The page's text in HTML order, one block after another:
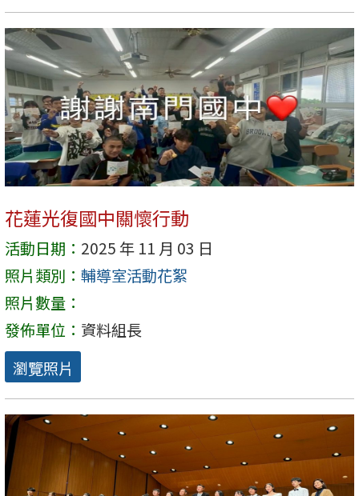
花蓮光復國中關懷行動
活動日期： 2025 年 11 月 03 日
照片類別： 輔導室活動花絮
照片數量：
發佈單位： 資料組長
瀏覽照片